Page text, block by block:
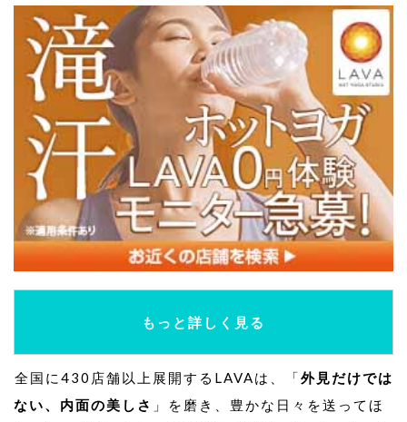
もっと詳しく見る
全国に430店舗以上展開するLAVAは、「外見だけでは
ない、内面の美しさ 」を磨き、豊かな日々を送ってほ